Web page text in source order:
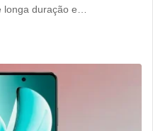
longa duração e…